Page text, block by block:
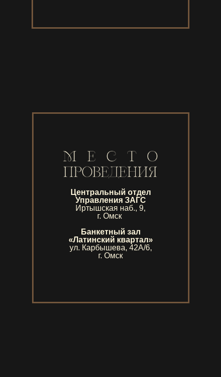
Центральный отдел
Управления ЗАГС
Иртышская наб., 9,
г. Омск
Банкетный зал
«Латинский квартал»
ул. Карбышева, 42А/6,
г. Омск